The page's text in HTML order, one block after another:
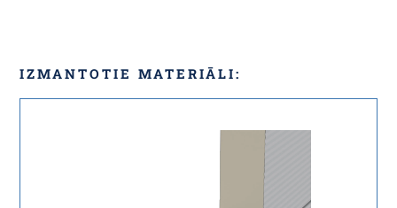
IZMANTOTIE MATERIĀLI: